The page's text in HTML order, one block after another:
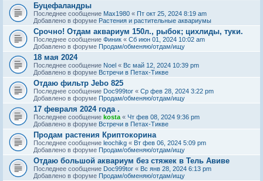
Буцефаландры
Последнее сообщение Max1980 « Пт окт 25, 2024 8:19 am
Добавлено в форуме Растения и растительные аквариумы
Срочно! Отдам аквариум 150л., рыбок; цихлиды, туки.
Последнее сообщение Финик « Сб июн 01, 2024 10:02 am
Добавлено в форуме Продам/обменяю/отдам/ищу
18 мая 2024
Последнее сообщение Noel « Вс май 12, 2024 10:39 pm
Добавлено в форуме Встречи в Петах-Тикве
Отдаю фильтр Jebo 825
Последнее сообщение Doc999tor « Ср фев 28, 2024 3:22 pm
Добавлено в форуме Продам/обменяю/отдам/ищу
17 февраля 2024 года .
Последнее сообщение kosta « Чт фев 08, 2024 9:36 pm
Добавлено в форуме Встречи в Петах-Тикве
Продам растения Криптокорина
Последнее сообщение leochikg « Вт фев 06, 2024 5:09 pm
Добавлено в форуме Продам/обменяю/отдам/ищу
Отдаю большой аквариум без стяжек в Тель Авиве
Последнее сообщение Doc999tor « Вс янв 28, 2024 6:13 pm
Добавлено в форуме Продам/обменяю/отдам/ищу